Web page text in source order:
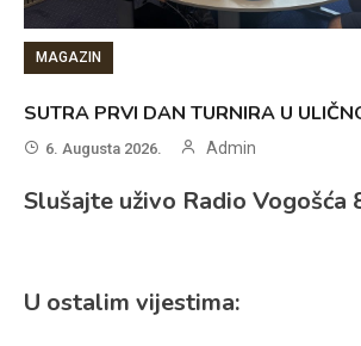
MAGAZIN
SUTRA PRVI DAN TURNIRA U
6. Augusta 2026. Admin
Slušajte uživo Radio Vogošća
U ostalim vijestima: